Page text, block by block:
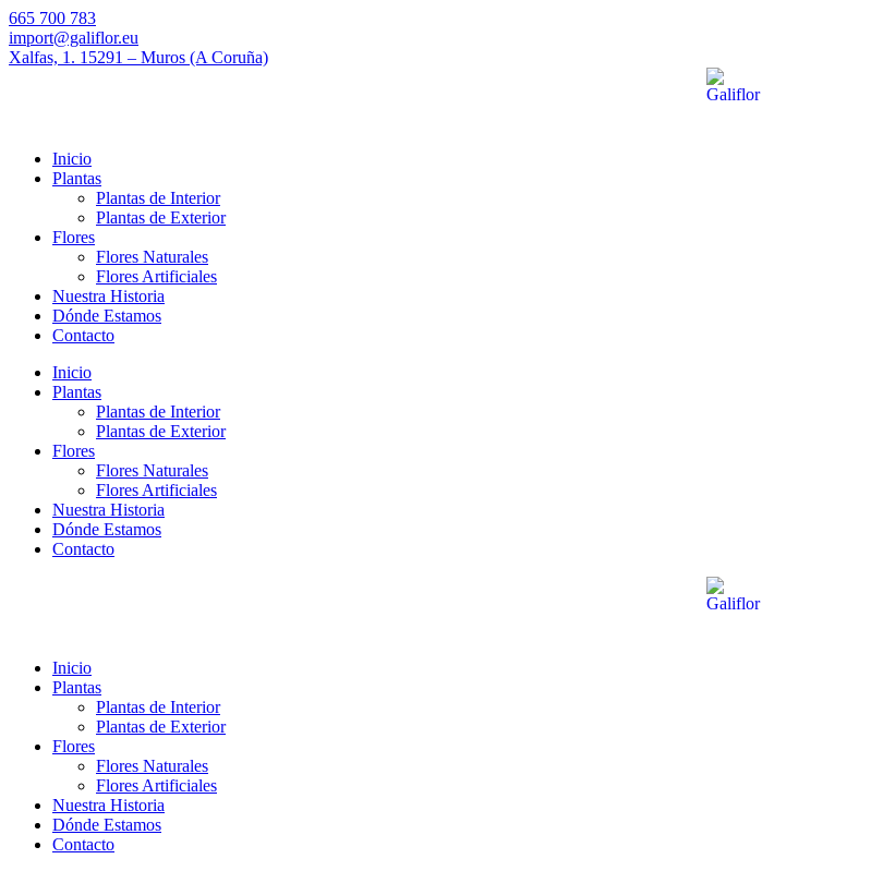
665 700 783
import@galiflor.eu
Xalfas, 1. 15291 – Muros (A Coruña)
Inicio
Plantas
Plantas de Interior
Plantas de Exterior
Flores
Flores Naturales
Flores Artificiales
Nuestra Historia
Dónde Estamos
Contacto
Inicio
Plantas
Plantas de Interior
Plantas de Exterior
Flores
Flores Naturales
Flores Artificiales
Nuestra Historia
Dónde Estamos
Contacto
Inicio
Plantas
Plantas de Interior
Plantas de Exterior
Flores
Flores Naturales
Flores Artificiales
Nuestra Historia
Dónde Estamos
Contacto